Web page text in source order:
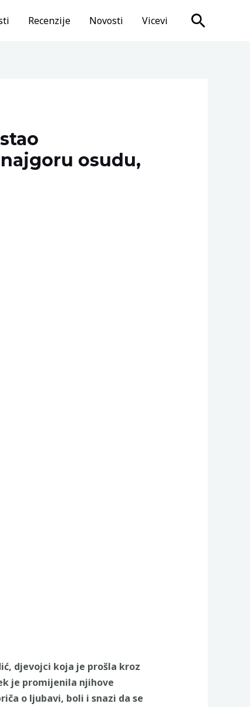
Recenzije Novosti Vicevi Search
osudu,
djevojci koja je prošla kroz
je promijenila njihove
o ljubavi, boli i snazi da se